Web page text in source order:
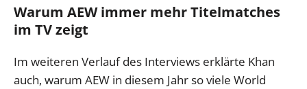
Warum AEW immer mehr Titelmatches
im TV zeigt
Im weiteren Verlauf des Interviews erklärte Khan
auch, warum AEW in diesem Jahr so viele World